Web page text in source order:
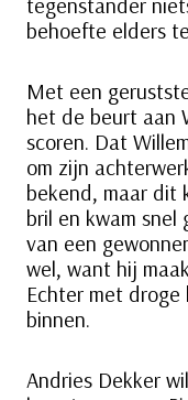
behoefte elders
Met een
het de beurt aan
scoren. Dat
om zijn
bekend, maar dit
bril en kwam
van een
wel, want hij
Echter met
binnen.
Andries Dekker